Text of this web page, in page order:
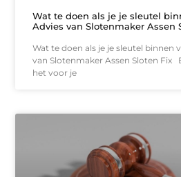
Wat te doen als je je sleutel
Advies van Slotenmaker Assen
Wat te doen als je je sleutel binnen
van Slotenmaker Assen Sloten Fix
het voor je